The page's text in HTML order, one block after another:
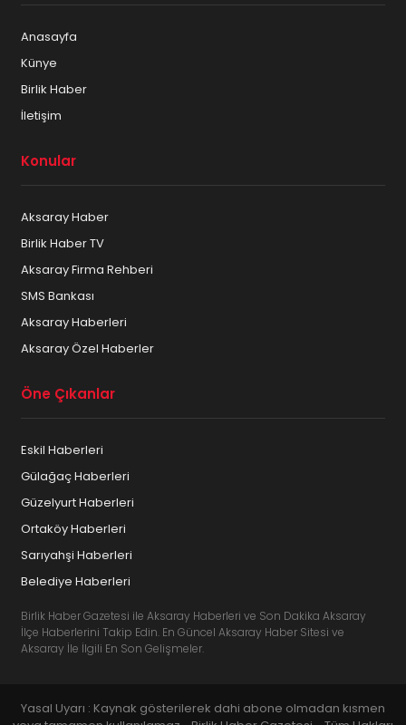
Anasayfa
Künye
Birlik Haber
İletişim
Konular
Aksaray Haber
Birlik Haber TV
Aksaray Firma Rehberi
SMS Bankası
Aksaray Haberleri
Aksaray Özel Haberler
Öne Çıkanlar
Eskil Haberleri
Gülağaç Haberleri
Güzelyurt Haberleri
Ortaköy Haberleri
Sarıyahşi Haberleri
Belediye Haberleri
Birlik Haber Gazetesi ile Aksaray Haberleri ve Son Dakika Aksaray
İlçe Haberlerini Takip Edin. En Güncel Aksaray Haber Sitesi ve
Aksaray İle İlgili En Son Gelişmeler.
Yasal Uyarı : Kaynak gösterilerek dahi abone olmadan kısmen